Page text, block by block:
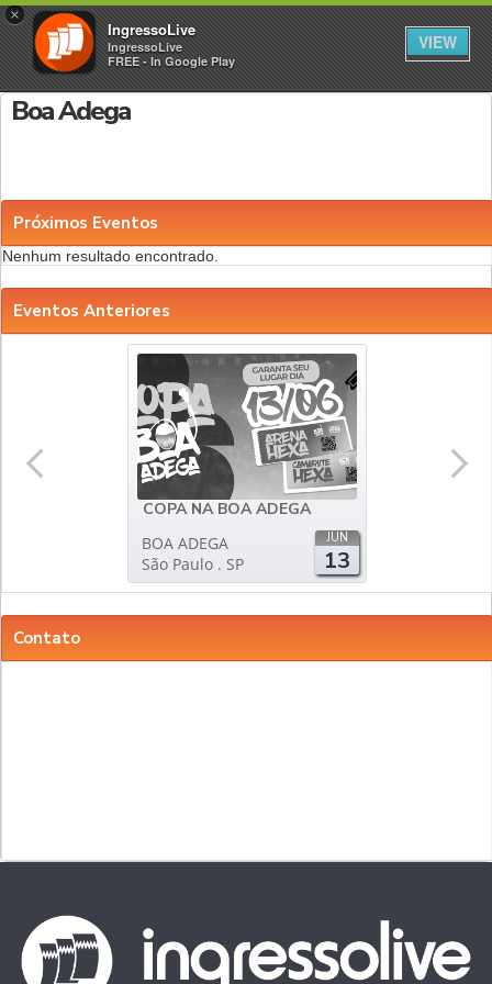
×
IngressoLive
IngressoLive
FREE - In Google Play
VIEW
Boa Adega
Próximos Eventos
Nenhum resultado encontrado.
Eventos Anteriores
COPA NA BOA ADEGA
BOA ADEGA
São Paulo . SP
JUN
13
Contato